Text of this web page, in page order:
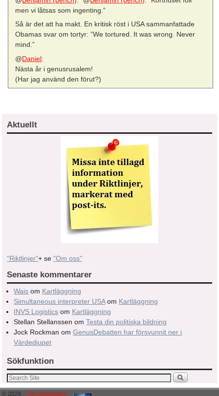
men vi låtsas som ingenting.”
Så är det att ha makt. En kritisk röst i USA sammanfattade
Obamas svar om tortyr: ”We tortured. It was wrong. Never
mind.”
@Daniel:
Nästa år i genusrusalem!
(Har jag använd den förut?)
Aktuellt
"Riktlinjer"+ se "Om oss"
Senaste kommentarer
Wais om Kartläggning
Simultaneous interpreter USAom Kartläggning
INVS Logistics om Kartläggning
Stellan Stellanssen omTesta din politiska bildning
Jock Rockman omGenusDebatten har försvunnit ner i
Värdedjupet
Sökfunktion
© 2026 - Genusdebatten